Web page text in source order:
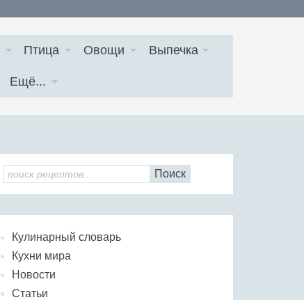
Птица Овощи Выпечка
Ещё...
Поиск
Кулинарный словарь
Кухни мира
Новости
Статьи